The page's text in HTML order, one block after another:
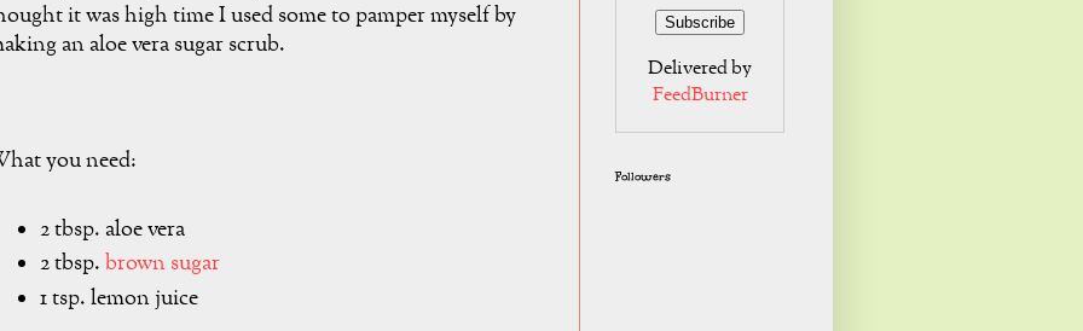
it was high time I used some to pamper myself by
an aloe vera sugar scrub.
you need:
2 tbsp. aloe vera
2 tbsp. brown sugar
1 tsp. lemon juice
Delivered by
FeedBurner
Followers